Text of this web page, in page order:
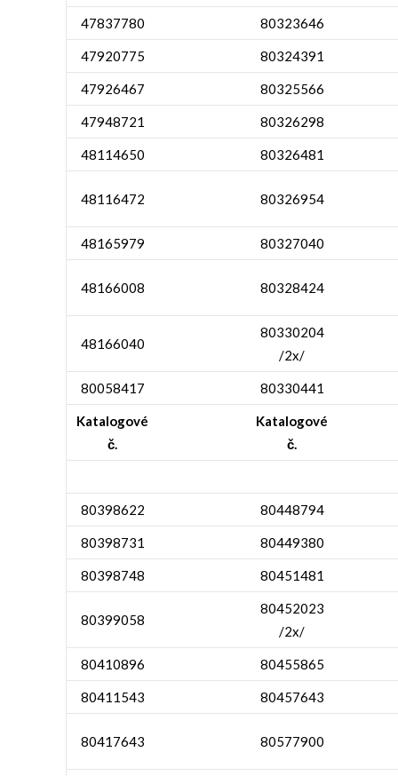
47837780 80323646
47920775 80324391
47926467 80325566
47948721 80326298
48114650 80326481
48116472 80326954
48165979 80327040
48166008 80328424
48166040
80330204
/2x/
80058417 80330441
Katalogové
č.
Katalogové
č.
80398622 80448794
80398731 80449380
80398748 80451481
80399058
80452023
/2x/
80410896 80455865
80411543 80457643
80417643 80577900